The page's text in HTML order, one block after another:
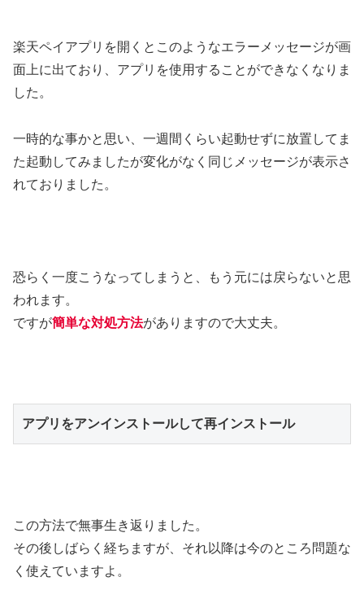
楽天ペイアプリを開くとこのようなエラーメッセージが画
面上に出ており、アプリを使用することができなくなりま
した。
一時的な事かと思い、一週間くらい起動せずに放置してま
た起動してみましたが変化がなく同じメッセージが表示さ
れておりました。
恐らく一度こうなってしまうと、もう元には戻らないと思
われます。
ですが簡単な対処方法がありますので大丈夫。
アプリをアンインストールして再インストール
この方法で無事生き返りました。
その後しばらく経ちますが、それ以降は今のところ問題な
く使えていますよ。